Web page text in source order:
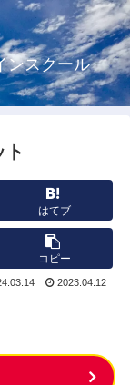
ンスクール
はてブ
コピー
2023.04.12